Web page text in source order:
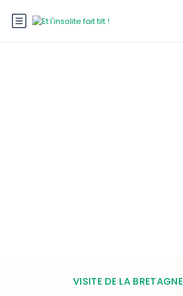
VISITE DE LA BRETAGNE